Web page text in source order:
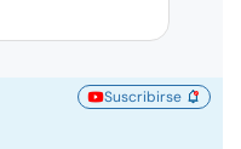
Suscribirse